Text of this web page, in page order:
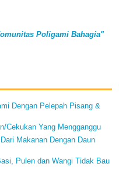
Poligami Bahagia"
Dengan Pelepah Pisang &
Cekukan Yang Mengganggu
Makanan Dengan Daun
Pulen dan Wangi Tidak Bau